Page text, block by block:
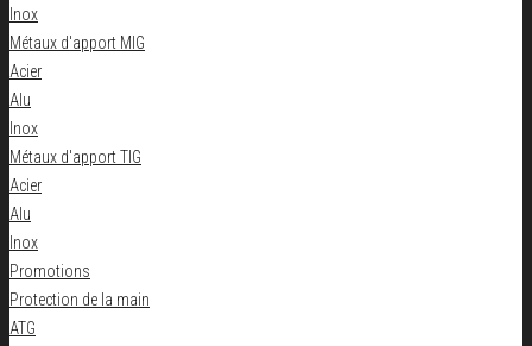
Inox
Métaux d'apport MIG
Acier
Alu
Inox
Métaux d'apport TIG
Acier
Alu
Inox
Promotions
Protection de la main
ATG